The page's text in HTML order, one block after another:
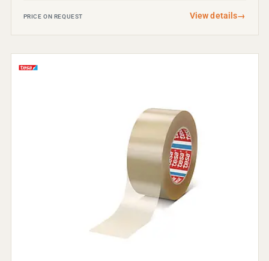
PRICE ON REQUEST View details→